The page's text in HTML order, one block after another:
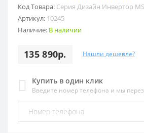
Код Товара: Серия Дизайн Инвертор
Артикул: 10245
Наличие: В наличии
135 890р. Нашли дешевле?
Купить в один клик
Введите номер телефона и мы